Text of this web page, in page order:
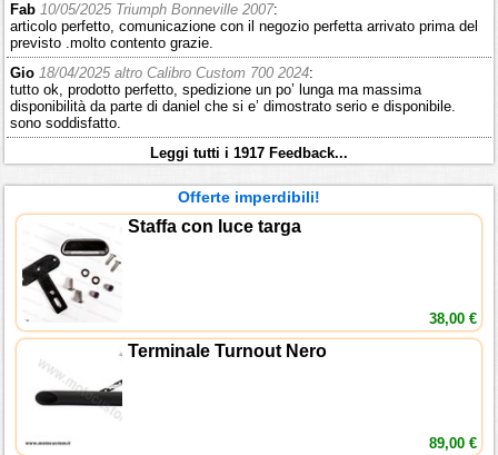
Fab 10/05/2025 Triumph Bonneville 2007:
articolo perfetto, comunicazione con il negozio perfetta arrivato prima del
previsto .molto contento grazie.
Gio 18/04/2025 altro Calibro Custom 700 2024:
tutto ok, prodotto perfetto, spedizione un po’ lunga ma massima
disponibilità da parte di daniel che si e’ dimostrato serio e disponibile.
sono soddisfatto.
Leggi tutti i 1917 Feedback...
Offerte imperdibili!
Staffa con luce targa
38,00 €
Terminale Turnout Nero
89,00 €